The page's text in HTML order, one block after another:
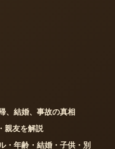
、結婚、事故の真相
親友を解説
・年齢・結婚・子供・別